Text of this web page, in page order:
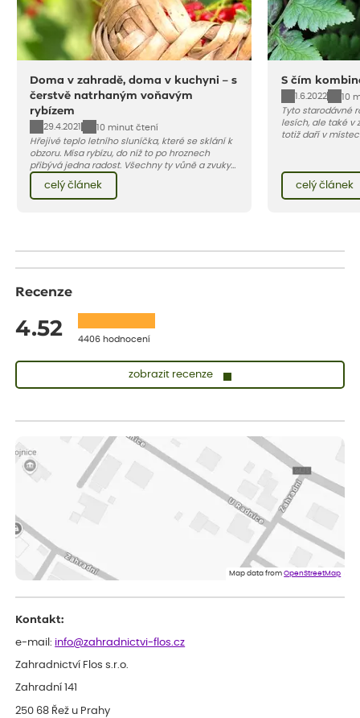
Doma v zahradě, doma v kuchyni – s
čerstvě natrhaným voňavým
rybízem
29.4.2021
10 minut čtení
Hřejivé teplo letního sluníčka, které se sklání k
obzoru. Mísa rybízu, do níž to po hroznech
přibývá jedna radost. Všechny ty vůně a zvuky
vnese neuvěřitelný klid a radost. A taky trochu
bezstarostnosti dětství při mlsání babiččina
celý článek
S čím
1.6.2022
10
Tyto starodávné
lesích, ale také v
totiž daří v
půdu. Odměnou
barva a hlavně
atmosféra.
celý článek
Recenze
4.52 4406 hodnocení
zobrazit recenze
Měla jsem pouze 1objednavku a zatím jsem spokojená se
sazenicemi
Miroslava
Rostliny byly v pořádku, dobře zabalené, celková spokojenost.
Doporučuji :). Spokojenost, stromky v pěkném stavu. Jediné, co
my chybělo, bylo komunikování nedostupného zboží před
Map data fromOpenStreetMap
Kontakt:
e-mail: info@zahradnictvi-flos.cz
Zahradnictví Flos s.r.o.
Zahradní 141
250 68 Řež u Prahy